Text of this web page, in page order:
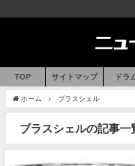
TOP サイトマップ ドラ
ホーム ブラスシェル
ブラスシェルの記事一